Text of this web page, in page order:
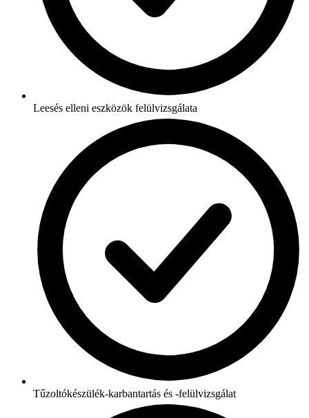
Leesés elleni eszközök felülvizsgálata
Tűzoltókészülék-karbantartás és -felülvizsgálat